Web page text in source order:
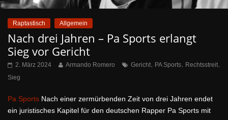
Raptastisch Allgemein
Nach drei Jahren – Pa Sports erlangt
Sieg vor Gericht
2. März 2024 Armando Romero Gericht, PA Sports, Rechtsstreit,
Sieg
Pa Sports Nach einer zermürbenden Zeit von drei Jahren endet
ein juristisches Kapitel für den deutschen Rapper Pa Sports mit